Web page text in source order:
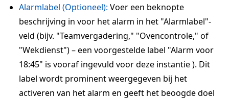
Alarmlabel (Optioneel): Voer een beknopte
beschrijving in voor het alarm in het "Alarmlabel"-
veld (bijv. "Teamvergadering," "Ovencontrole," of
"Wekdienst") – een voorgestelde label "Alarm voor
18:45" is vooraf ingevuld voor deze instantie ). Dit
label wordt prominent weergegeven bij het
activeren van het alarm en geeft het beoogde doel